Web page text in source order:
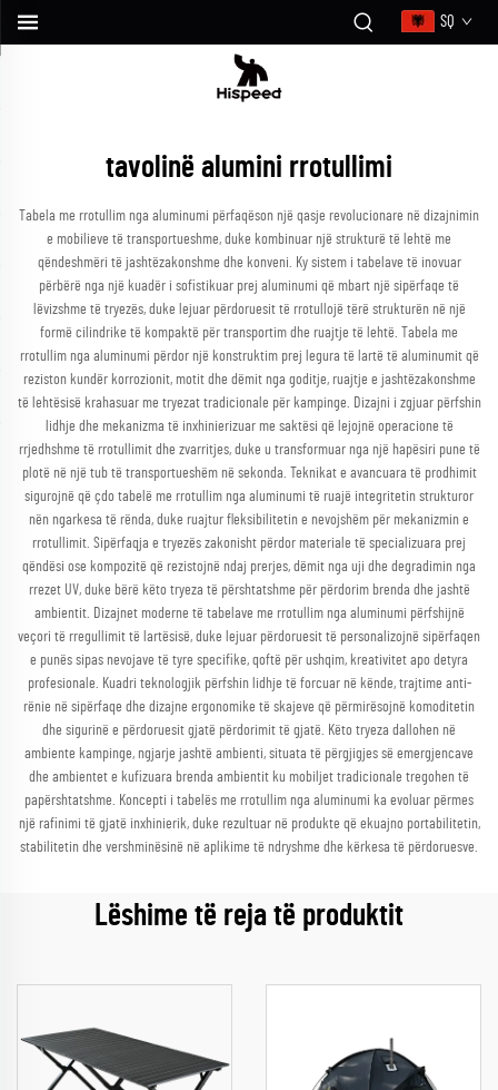
SQ
tavolinë alumini rrotullimi
Tabela me rrotullim nga aluminumi përfaqëson një qasje revolucionare në dizajnimin
e mobilieve të transportueshme, duke kombinuar një strukturë të lehtë me
qëndeshmëri të jashtëzakonshme dhe konveni. Ky sistem i tabelave të inovuar
përbërë nga një kuadër i sofistikuar prej aluminumi që mbart një sipërfaqe të
lëvizshme të tryezës, duke lejuar përdoruesit të rrotullojë tërë strukturën në një
formë cilindrike të kompaktë për transportim dhe ruajtje të lehtë. Tabela me
rrotullim nga aluminumi përdor një konstruktim prej legura të lartë të aluminumit që
reziston kundër korrozionit, motit dhe dëmit nga goditje, ruajtje e jashtëzakonshme
të lehtësisë krahasuar me tryezat tradicionale për kampinge. Dizajni i zgjuar përfshin
lidhje dhe mekanizma të inxhinierizuar me saktësi që lejojnë operacione të
rrjedhshme të rrotullimit dhe zvarritjes, duke u transformuar nga një hapësiri pune të
plotë në një tub të transportueshëm në sekonda. Teknikat e avancuara të prodhimit
sigurojnë që çdo tabelë me rrotullim nga aluminumi të ruajë integritetin strukturor
nën ngarkesa të rënda, duke ruajtur fleksibilitetin e nevojshëm për mekanizmin e
rrotullimit. Sipërfaqja e tryezës zakonisht përdor materiale të specializuara prej
qëndësi ose kompozitë që rezistojnë ndaj prerjes, dëmit nga uji dhe degradimin nga
rrezet UV, duke bërë këto tryeza të përshtatshme për përdorim brenda dhe jashtë
ambientit. Dizajnet moderne të tabelave me rrotullim nga aluminumi përfshijnë
veçori të rregullimit të lartësisë, duke lejuar përdoruesit të personalizojnë sipërfaqen
e punës sipas nevojave të tyre specifike, qoftë për ushqim, kreativitet apo detyra
profesionale. Kuadri teknologjik përfshin lidhje të forcuar në kënde, trajtime anti-
rënie në sipërfaqe dhe dizajne ergonomike të skajeve që përmirësojnë komoditetin
dhe sigurinë e përdoruesit gjatë përdorimit të gjatë. Këto tryeza dallohen në
ambiente kampinge, ngjarje jashtë ambienti, situata të përgjigjes së emergjencave
dhe ambientet e kufizuara brenda ambientit ku mobiljet tradicionale tregohen të
papërshtatshme. Koncepti i tabelës me rrotullim nga aluminumi ka evoluar përmes
një rafinimi të gjatë inxhinierik, duke rezultuar në produkte që ekuajno portabilitetin,
stabilitetin dhe vershminësinë në aplikime të ndryshme dhe kërkesa të përdoruesve.
Lëshime të reja të produktit